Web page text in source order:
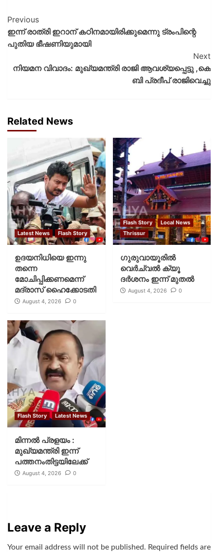
Previous
ഇന്ന് രാത്രി ഇറാന് കഠിനമായിരിക്കുമെന്നു ട്രംപിന്റെ
പുതിയ ഭീഷണിയുമായി
Next
നിയമന വിവാദം: മുഖ്യമന്ത്രി രാജി ആവശ്യപ്പെട്ടു ,കെ
ബി പ്രദീപ് രാജിവെച്ചു
Related News
Latest News Flash Story
ഉദയനിധിയെ ഇന്നു
തന്നെ
മോചിപ്പിക്കണമെന്ന്
മദ്രാസ് ഹൈക്കോടതി
August 4, 2026 0
Flash Story
Local News
Thrissur
ഗുരുവായൂരില്‍
വെര്‍ച്വല്‍ ക്യൂ
ദര്‍ശനം ഇന്ന് മുതല്‍
August 4, 2026 0
Flash Story Latest News
മിന്നല്‍ പ്രളയം :
മുഖ്യമന്ത്രി ഇന്ന്
പത്തനംതിട്ടയിലേക്ക്
August 4, 2026 0
Leave a Reply
Your email address will not be published. Required fields are